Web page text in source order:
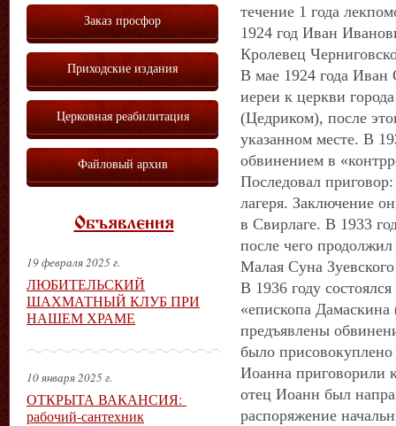
течение 1 года
1924 год Иван
Кролевец
В мае 1924 года
иереи к церкви
(Цедриком), после
указанном месте. В
обвинением в
Последовал
лагеря. Заключение
в Свирлаге. В 1933
после чего
Малая Суна
В 1936 году
«епископа
предъявлены
было
Иоанна приговорили
отец Иоанн был
распоряжение
Заказ просфор
Приходские издания
Церковная реабилитация
Файловый архив
Объявления
19 февраля 2025 г.
ЛЮБИТЕЛЬСКИЙ
ШАХМАТНЫЙ КЛУБ ПРИ
НАШЕМ ХРАМЕ
10 января 2025 г.
ОТКРЫТА ВАКАНСИЯ:
рабочий-сантехник